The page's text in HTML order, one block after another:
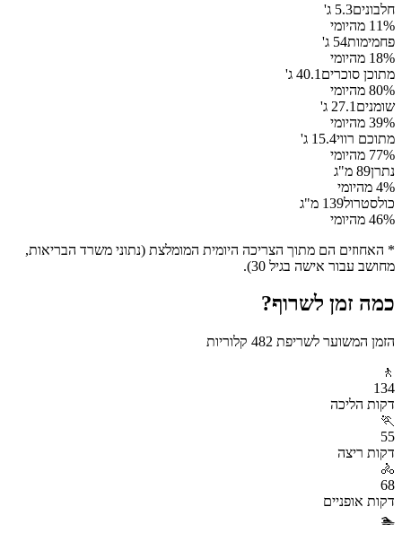
חלבונים5.3 ג'
11% מהיומי
פחמימות54 ג'
18% מהיומי
מתוכן סוכרים 40.1 ג'
80% מהיומי
שומנים 27.1 ג'
39% מהיומי
מתוכם רווי15.4 ג'
77% מהיומי
נתרן89 מ"ג
4% מהיומי
כולסטרול139 מ"ג
46% מהיומי
* האחוזים הם מתוך הצריכה היומית המומלצת (נתוני משרד הבריאות,
מחושב עבור אישה בגיל 30).
כמה זמן לשרוף?
הזמן המשוער לשריפת 482 קלוריות
🚶
134
דקות הליכה
🏃
55
דקות ריצה
🚴
68
דקות אופניים
🏊